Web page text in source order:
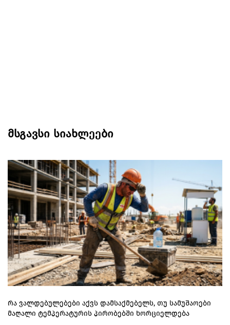
მსგავსი სიახლეები
რა ვალდებულებები აქვს დამსაქმებელს, თუ სამუშაოები
მაღალი ტემპერატურის პირობებში ხორციელდება